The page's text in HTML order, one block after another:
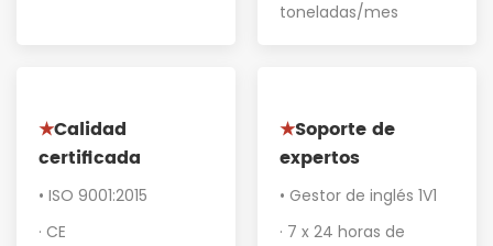
toneladas/mes
★Calidad
certificada
• ISO 9001:2015
· CE
★Soporte de
expertos
• Gestor de inglés 1V1
· 7 x 24 horas de